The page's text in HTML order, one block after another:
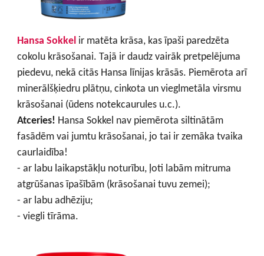
Hansa Sokkel ir matēta krāsa, kas īpaši paredzēta
cokolu krāsošanai. Tajā ir daudz vairāk pretpelējuma
piedevu, nekā citās Hansa līnijas krāsās. Piemērota arī
minerālšķiedru plātņu, cinkota un vieglmetāla virsmu
krāsošanai (ūdens notekcaurules u.c.).
Atceries! Hansa Sokkel nav piemērota siltinātām
fasādēm vai jumtu krāsošanai, jo tai ir zemāka tvaika
caurlaidība!
- ar labu laikapstākļu noturību, ļoti labām mitruma
atgrūšanas īpašībām (krāsošanai tuvu zemei);
- ar labu adhēziju;
- viegli tīrāma.